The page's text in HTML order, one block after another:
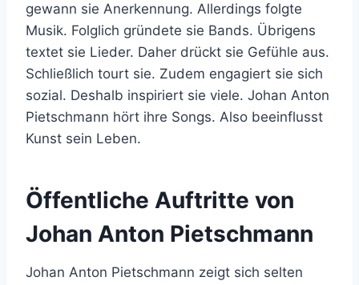
gewann sie Anerkennung. Allerdings folgte
Musik. Folglich gründete sie Bands. Übrigens
textet sie Lieder. Daher drückt sie Gefühle aus.
Schließlich tourt sie. Zudem engagiert sie sich
sozial. Deshalb inspiriert sie viele. Johan Anton
Pietschmann hört ihre Songs. Also beeinflusst
Kunst sein Leben.
Öffentliche Auftritte von
Johan Anton Pietschmann
Johan Anton Pietschmann zeigt sich selten